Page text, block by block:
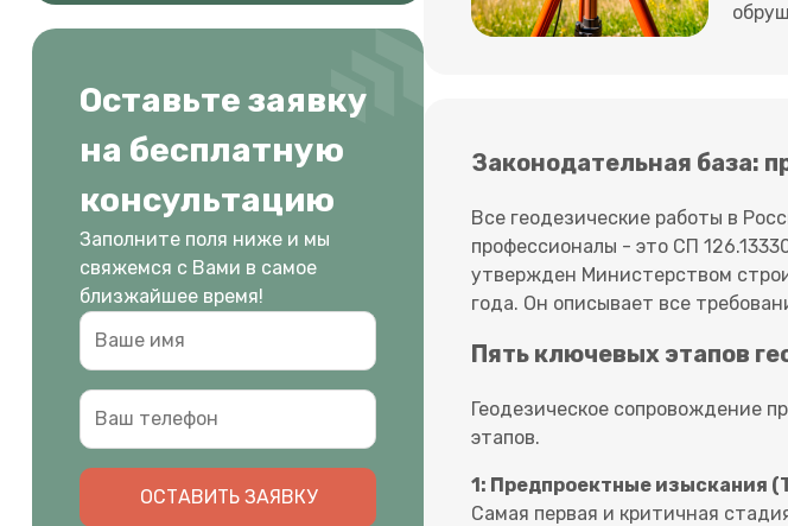
Оставьте заявку
на бесплатную
консультацию
Заполните поля ниже и мы
свяжемся с Вами в самое
близжайшее время!
ОСТАВИТЬ ЗАЯВКУ
Законодательная база:
Все геодезические работы в
профессионалы - это СП
утвержден Министерством
года. Он описывает все
Пять ключевых этапов
Геодезическое сопровождение
этапов.
1: Предпроектные изыскания
Самая первая и критичная